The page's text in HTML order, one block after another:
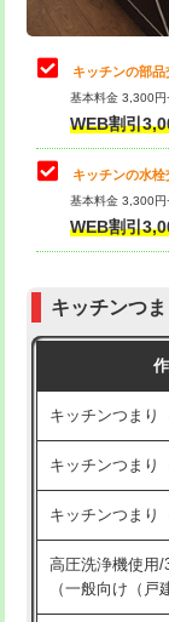
給水管工事※（
用/3ｍまで)
給水管工事※（
用（追加）/3ｍ超
給水管工事※（
管・ポリ管・
管・ポリ管・
排水管工事（土
排水管工事（排
排水管工事（
マス交換（土の
マス交換（深さ
止水・漏水調査
理・調整・分解
止水・漏水調
理・調整・分
お風呂タンク脱
その他部品の脱
式・ワンホール
交換・取付(排
持込商品取付（
キッチンの部品
基本料金 3,300
WEB割引
キッチンの水栓
基本料金 3,300
WEB割引
キッチンつ
キッチンつまり
キッチンつまり
キッチンつまり
高圧洗浄機使用/
（一般向け（戸